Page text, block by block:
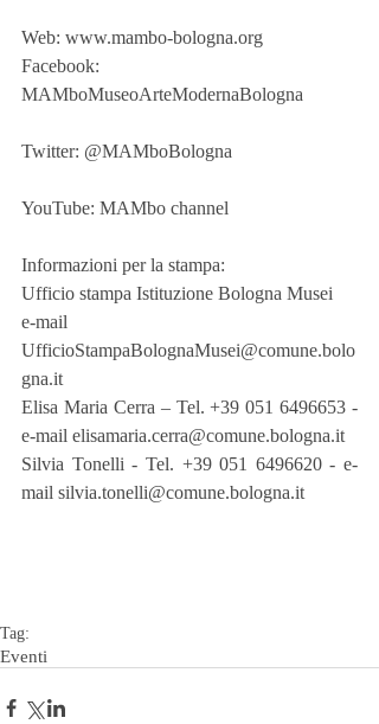
Web: www.mambo-bologna.org
Facebook:
MAMboMuseoArteModernaBologna
Twitter: @MAMboBologna
YouTube: MAMbo channel
Informazioni per la stampa:
Ufficio stampa Istituzione Bologna Musei
e-mail
UfficioStampaBolognaMusei@comune.bolo
gna.it
Elisa Maria Cerra – Tel. +39 051 6496653 -
e-mail elisamaria.cerra@comune.bologna.it
Silvia Tonelli - Tel. +39 051 6496620 - e-
mail silvia.tonelli@comune.bologna.it
Tag:
Eventi